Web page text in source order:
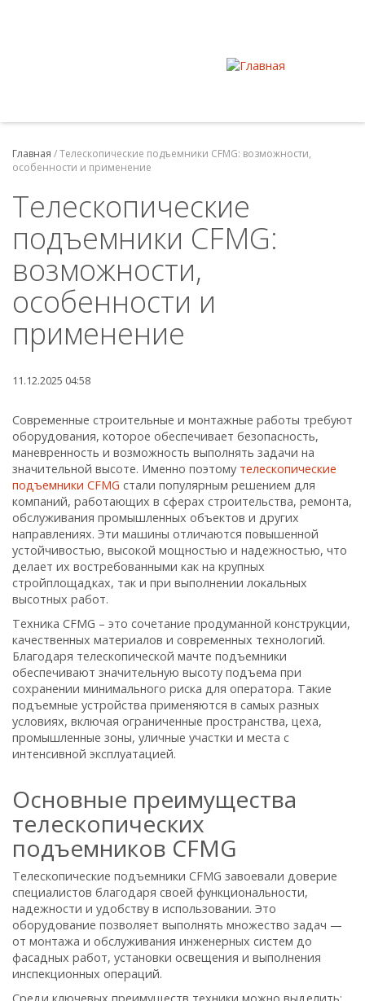
Главная /Телескопические подъемники CFMG: возможности,
особенности и применение
Телескопические
подъемники CFMG:
возможности,
особенности и
применение
11.12.2025 04:58
Современные строительные и монтажные работы требуют
оборудования, которое обеспечивает безопасность,
маневренность и возможность выполнять задачи на
значительной высоте. Именно поэтому телескопические
подъемники CFMG стали популярным решением для
компаний, работающих в сферах строительства, ремонта,
обслуживания промышленных объектов и других
направлениях. Эти машины отличаются повышенной
устойчивостью, высокой мощностью и надежностью, что
делает их востребованными как на крупных
стройплощадках, так и при выполнении локальных
высотных работ.
Техника CFMG – это сочетание продуманной конструкции,
качественных материалов и современных технологий.
Благодаря телескопической мачте подъемники
обеспечивают значительную высоту подъема при
сохранении минимального риска для оператора. Такие
подъемные устройства применяются в самых разных
условиях, включая ограниченные пространства, цеха,
промышленные зоны, уличные участки и места с
интенсивной эксплуатацией.
Основные преимущества
телескопических
подъемников CFMG
Телескопические подъемники CFMG завоевали доверие
специалистов благодаря своей функциональности,
надежности и удобству в использовании. Это
оборудование позволяет выполнять множество задач —
от монтажа и обслуживания инженерных систем до
фасадных работ, установки освещения и выполнения
инспекционных операций.